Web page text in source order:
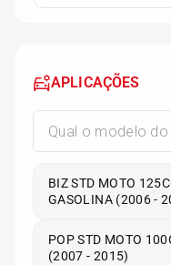
APLICAÇÕES
BIZ STD MOTO
GASOLINA (2006 -
POP STD MOTO
(2007 - 2015)